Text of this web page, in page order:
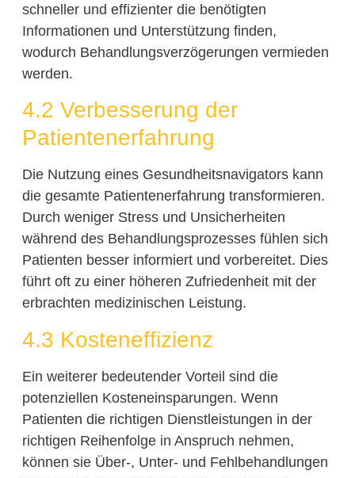
schneller und effizienter die benötigten
Informationen und Unterstützung finden,
wodurch Behandlungsverzögerungen vermieden
werden.
4.2 Verbesserung der
Patientenerfahrung
Die Nutzung eines Gesundheitsnavigators kann
die gesamte Patientenerfahrung transformieren.
Durch weniger Stress und Unsicherheiten
während des Behandlungsprozesses fühlen sich
Patienten besser informiert und vorbereitet. Dies
führt oft zu einer höheren Zufriedenheit mit der
erbrachten medizinischen Leistung.
4.3 Kosteneffizienz
Ein weiterer bedeutender Vorteil sind die
potenziellen Kosteneinsparungen. Wenn
Patienten die richtigen Dienstleistungen in der
richtigen Reihenfolge in Anspruch nehmen,
können sie Über-, Unter- und Fehlbehandlungen